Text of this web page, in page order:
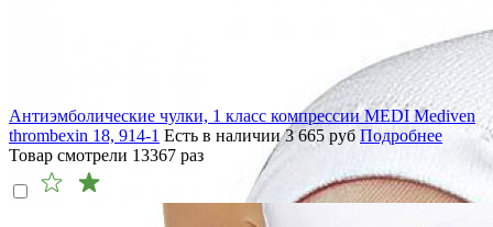
Антиэмболические чулки, 1 класс компрессии MEDI Mediven
thrombexin 18, 914-1 Есть в наличии 3 665 руб Подробнее
Товар смотрели 13367 раз